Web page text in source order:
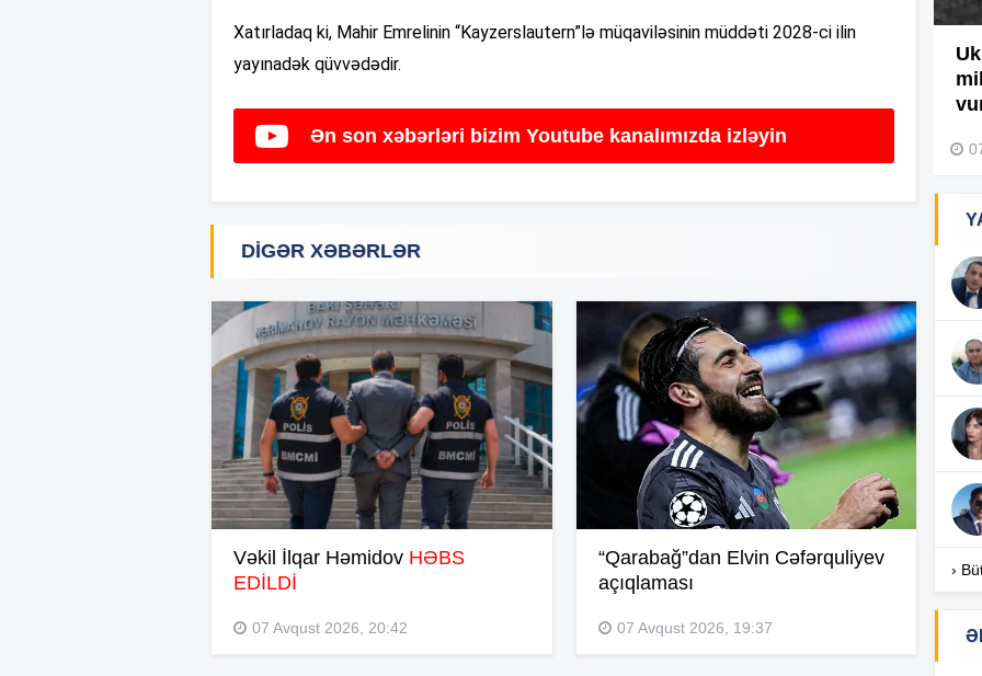
Xatırladaq ki, Mahir Emrelinin “Kayzerslautern”lə müqaviləsinin müddəti 2028-ci ilin
yayınadək qüvvədədir.
Ən son xəbərləri bizim Youtube kanalımızda izləyin
DIGƏR XƏBƏRLƏR
Vəkil İlqar Həmidov HƏBS
EDİLDİ
07 Avqust 2026, 20:42
“Qarabağ”dan Elvin Cəfərquliyev
açıqlaması
07 Avqust 2026, 19:37
›